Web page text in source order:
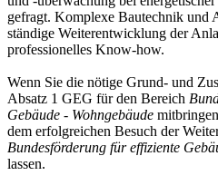
gefragt. Komplexe Bautechnik und
ständige Weiterentwicklung der
professionelles Know-how.
Wenn Sie die nötige Grund- und
Absatz 1 GEG für den Bereich
Gebäude - Wohngebäude
dem erfolgreichen Besuch der
Bundesförderung für effiziente
lassen.